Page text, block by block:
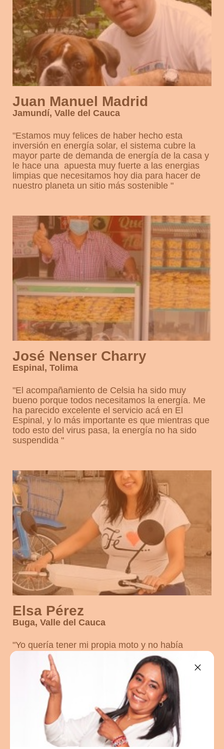
Juan Manuel Madrid
Jamundí, Valle del Cauca
"Estamos muy felices de haber hecho esta
inversión en energía solar, el sistema cubre la
mayor parte de demanda de energía de la casa y
le hace una apuesta muy fuerte a las energias
limpias que necesitamos hoy dia para hacer de
nuestro planeta un sitio más sostenible "
José Nenser Charry
Espinal, Tolima
"El acompañamiento de Celsia ha sido muy
bueno porque todos necesitamos la energía. Me
ha parecido excelente el servicio acá en El
Espinal, y lo más importante es que mientras que
todo esto del virus pasa, la energía no ha sido
suspendida "
Elsa Pérez
Buga, Valle del Cauca
"Yo quería tener mi propia moto y no había
podido comprarla por el costo. Mi nuera me
mostró una publicidad y vi que podía comprarla.
Aquí, en Celsia, la adquirí y puedo pagarla con la
financiación que me dieron. Un sueño que ya es
"